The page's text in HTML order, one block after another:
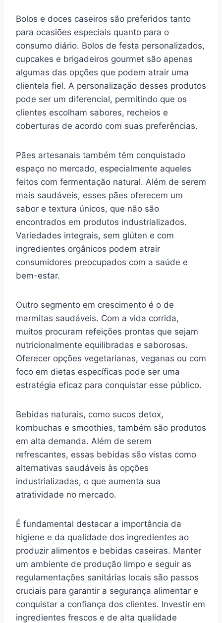
Bolos e doces caseiros são preferidos tanto
para ocasiões especiais quanto para o
consumo diário. Bolos de festa personalizados,
cupcakes e brigadeiros gourmet são apenas
algumas das opções que podem atrair uma
clientela fiel. A personalização desses produtos
pode ser um diferencial, permitindo que os
clientes escolham sabores, recheios e
coberturas de acordo com suas preferências.
Pães artesanais também têm conquistado
espaço no mercado, especialmente aqueles
feitos com fermentação natural. Além de serem
mais saudáveis, esses pães oferecem um
sabor e textura únicos, que não são
encontrados em produtos industrializados.
Variedades integrais, sem glúten e com
ingredientes orgânicos podem atrair
consumidores preocupados com a saúde e
bem-estar.
Outro segmento em crescimento é o de
marmitas saudáveis. Com a vida corrida,
muitos procuram refeições prontas que sejam
nutricionalmente equilibradas e saborosas.
Oferecer opções vegetarianas, veganas ou com
foco em dietas específicas pode ser uma
estratégia eficaz para conquistar esse público.
Bebidas naturais, como sucos detox,
kombuchas e smoothies, também são produtos
em alta demanda. Além de serem
refrescantes, essas bebidas são vistas como
alternativas saudáveis às opções
industrializadas, o que aumenta sua
atratividade no mercado.
É fundamental destacar a importância da
higiene e da qualidade dos ingredientes ao
produzir alimentos e bebidas caseiras. Manter
um ambiente de produção limpo e seguir as
regulamentações sanitárias locais são passos
cruciais para garantir a segurança alimentar e
conquistar a confiança dos clientes. Investir em
ingredientes frescos e de alta qualidade